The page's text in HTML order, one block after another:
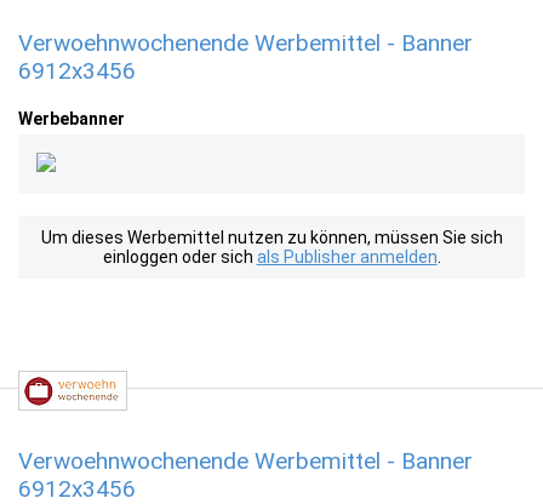
Verwoehnwochenende Werbemittel - Banner
6912x3456
Werbebanner
Um dieses Werbemittel nutzen zu können, müssen Sie sich
einloggen oder sich als Publisher anmelden
Verwoehnwochenende Werbemittel - Banner
6912x3456